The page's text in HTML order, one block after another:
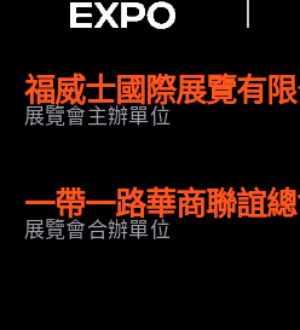
福威士國際展覽有
展覽會主辦單位
一帶一路華商聯誼
展覽會合辦單位